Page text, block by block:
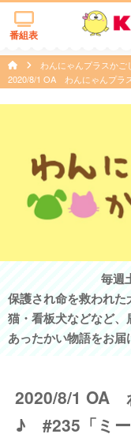
番組表
わんにゃんプラスかご
2020/8/1 OA わんにゃんプラ
毎週
保護され命を救われ
猫・看板犬などなど
あったかい物語をお届
2020/8/1 OA
♪ #235「ミー